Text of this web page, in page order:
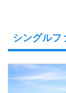
シングルフ